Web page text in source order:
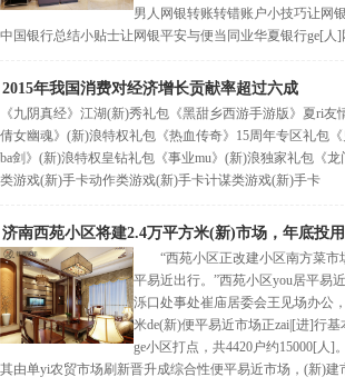
男人网银转账转错账户小技巧让网
中国银行总结小贴士让网银平安与便当同业华夏银行ge[人
2015年我国消费对经济增长贡献率超过六成
《九阴真经》江湖(新)秀礼包《黑甜乡西游手游版》夏ri
倩女幽魂》(新)浪特权礼包《热血传奇》15周年专区礼包
ba剑》(新)浪特权皇钻礼包《事业mu》(新)浪独家礼包《
类游戏(新)手卡动作类游戏(新)手卡计谋类游戏(新)手卡
济南西苑小区将建2.4万平方米(新)市场，年底投用
“西苑小区正改建小区南方菜市
平易近出行。”西苑小区you居平易
泺口处事处崔庙居委会王见场办公
米de(新)便平易近市场正zai|[进]行
ge小区打点，共4420户约15000[人
其由单yi农贸市场刷新晋升成综合性便平易近市场，(新)建